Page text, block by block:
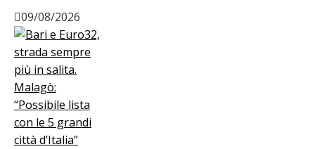
09/08/2026